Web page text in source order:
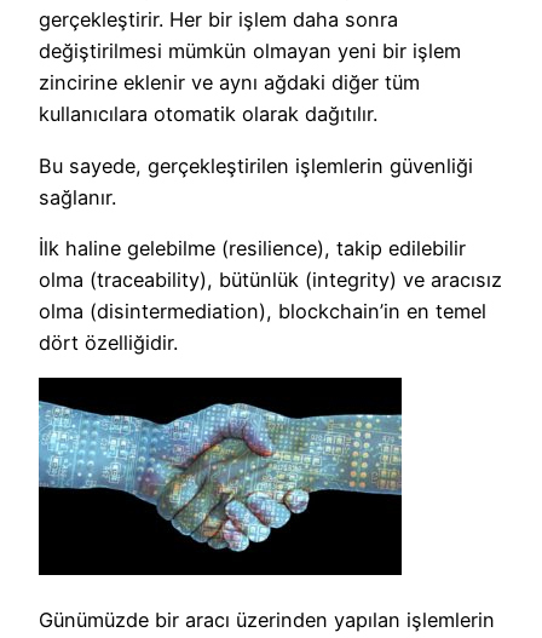
gerçekleştirir. Her bir işlem daha sonra
değiştirilmesi mümkün olmayan yeni bir işlem
zincirine eklenir ve aynı ağdaki diğer tüm
kullanıcılara otomatik olarak dağıtılır.
Bu sayede, gerçekleştirilen işlemlerin güvenliği
sağlanır.
İlk haline gelebilme (resilience), takip edilebilir
olma (traceability), bütünlük (integrity) ve aracısız
olma (disintermediation), blockchain’in en temel
dört özelliğidir.
Günümüzde bir aracı üzerinden yapılan işlemlerin